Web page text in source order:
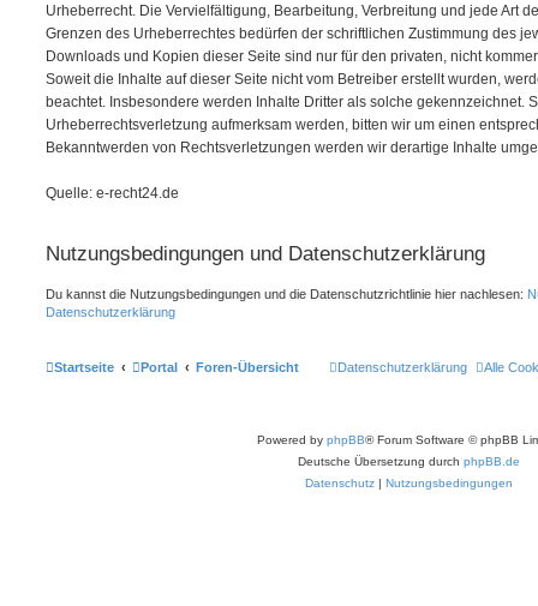
Urheberrecht. Die Vervielfältigung, Bearbeitung, Verbreitung und jede Art
Grenzen des Urheberrechtes bedürfen der schriftlichen Zustimmung des
Downloads und Kopien dieser Seite sind nur für den privaten, nicht
Soweit die Inhalte auf dieser Seite nicht vom Betreiber erstellt wurden,
beachtet. Insbesondere werden Inhalte Dritter als solche gekennzeichnet.
Urheberrechtsverletzung aufmerksam werden, bitten wir um einen
Bekanntwerden von Rechtsverletzungen werden wir derartige Inhalte
Quelle: e-recht24.de
Nutzungsbedingungen und Datenschutzerklärung
Du kannst die Nutzungsbedingungen und die Datenschutzrichtlinie hier nachlesen:
Datenschutzerklärung
Startseite Portal Foren-Übersicht Alle
Datenschutzerklärung
Powered by phpBB® Forum Software © phpBB
Deutsche Übersetzung durch phpBB.de
Datenschutz | Nutzungsbedingungen